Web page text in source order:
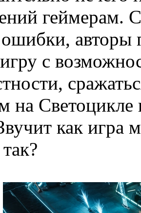
геймерам.
авторы
с
на Светоцикле
как игра